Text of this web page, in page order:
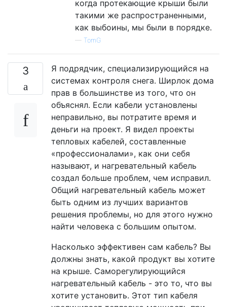
когда протекающие крыши были
такими же распространенными,
как выбоины, мы были в порядке.
— TomG
3
Я подрядчик, специализирующийся на
системах контроля снега. Ширлок дома
прав в большинстве из того, что он
объяснял. Если кабели установлены
неправильно, вы потратите время и
деньги на проект. Я видел проекты
тепловых кабелей, составленные
«профессионалами», как они себя
называют, и нагревательный кабель
создал больше проблем, чем исправил.
Общий нагревательный кабель может
быть одним из лучших вариантов
решения проблемы, но для этого нужно
найти человека с большим опытом.
Насколько эффективен сам кабель? Вы
должны знать, какой продукт вы хотите
на крыше. Саморегулирующийся
нагревательный кабель - это то, что вы
хотите установить. Этот тип кабеля